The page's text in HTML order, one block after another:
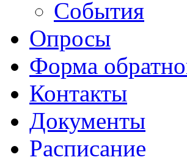
События
Опросы
Форма
Контакты
Документы
Расписание